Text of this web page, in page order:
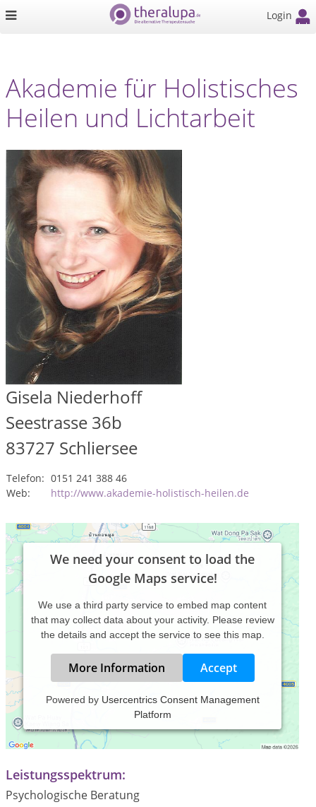
Login
Akademie für Holistisches
Heilen und Lichtarbeit
Gisela Niederhoff
Seestrasse 36b
83727 Schliersee
Telefon: 0151 241 388 46
Web:
http://www.akademie-holistisch-heilen.de
We need your consent to load the
Google Maps service!
We use a third party service to embed map content
that may collect data about your activity. Please review
the details and accept the service to see this map.
More Information Accept
Powered by Usercentrics Consent Management
Platform
Praxiszeiten:
nach Verteinbarung
Leistungsspektrum:
Psychologische Beratung